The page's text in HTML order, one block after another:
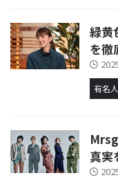
緑黄
を徹
有名人
真実